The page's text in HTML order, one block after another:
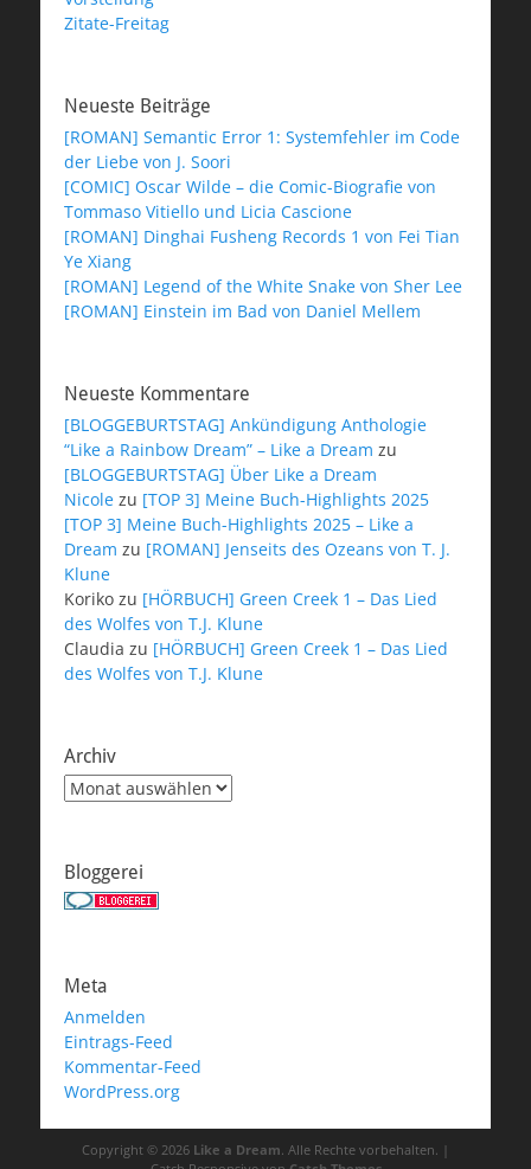
Zitate-Freitag
Neueste Beiträge
[ROMAN] Semantic Error 1: Systemfehler im Code
der Liebe von J. Soori
[COMIC] Oscar Wilde – die Comic-Biografie von
Tommaso Vitiello und Licia Cascione
[ROMAN] Dinghai Fusheng Records 1 von Fei Tian
Ye Xiang
[ROMAN] Legend of the White Snake von Sher Lee
[ROMAN] Einstein im Bad von Daniel Mellem
Neueste Kommentare
[BLOGGEBURTSTAG] Ankündigung Anthologie
“Like a Rainbow Dream” – Like a Dream zu
[BLOGGEBURTSTAG] Über Like a Dream
Nicole zu [TOP 3] Meine Buch-Highlights 2025
[TOP 3] Meine Buch-Highlights 2025 – Like a
Dream zu [ROMAN] Jenseits des Ozeans von T. J.
Klune
Koriko zu [HÖRBUCH] Green Creek 1 – Das Lied
des Wolfes von T.J. Klune
Claudia zu [HÖRBUCH] Green Creek 1 – Das Lied
des Wolfes von T.J. Klune
Archiv
Archiv
Bloggerei
Meta
Anmelden
Eintrags-Feed
Kommentar-Feed
WordPress.org
Copyright © 2026 Like a Dream. Alle Rechte vorbehalten. |